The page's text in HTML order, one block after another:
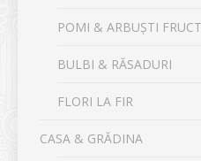
POMI & ARBUȘTI
BULBI & RĂSADURI
FLORI LA FIR
CASA & GRĂDINA